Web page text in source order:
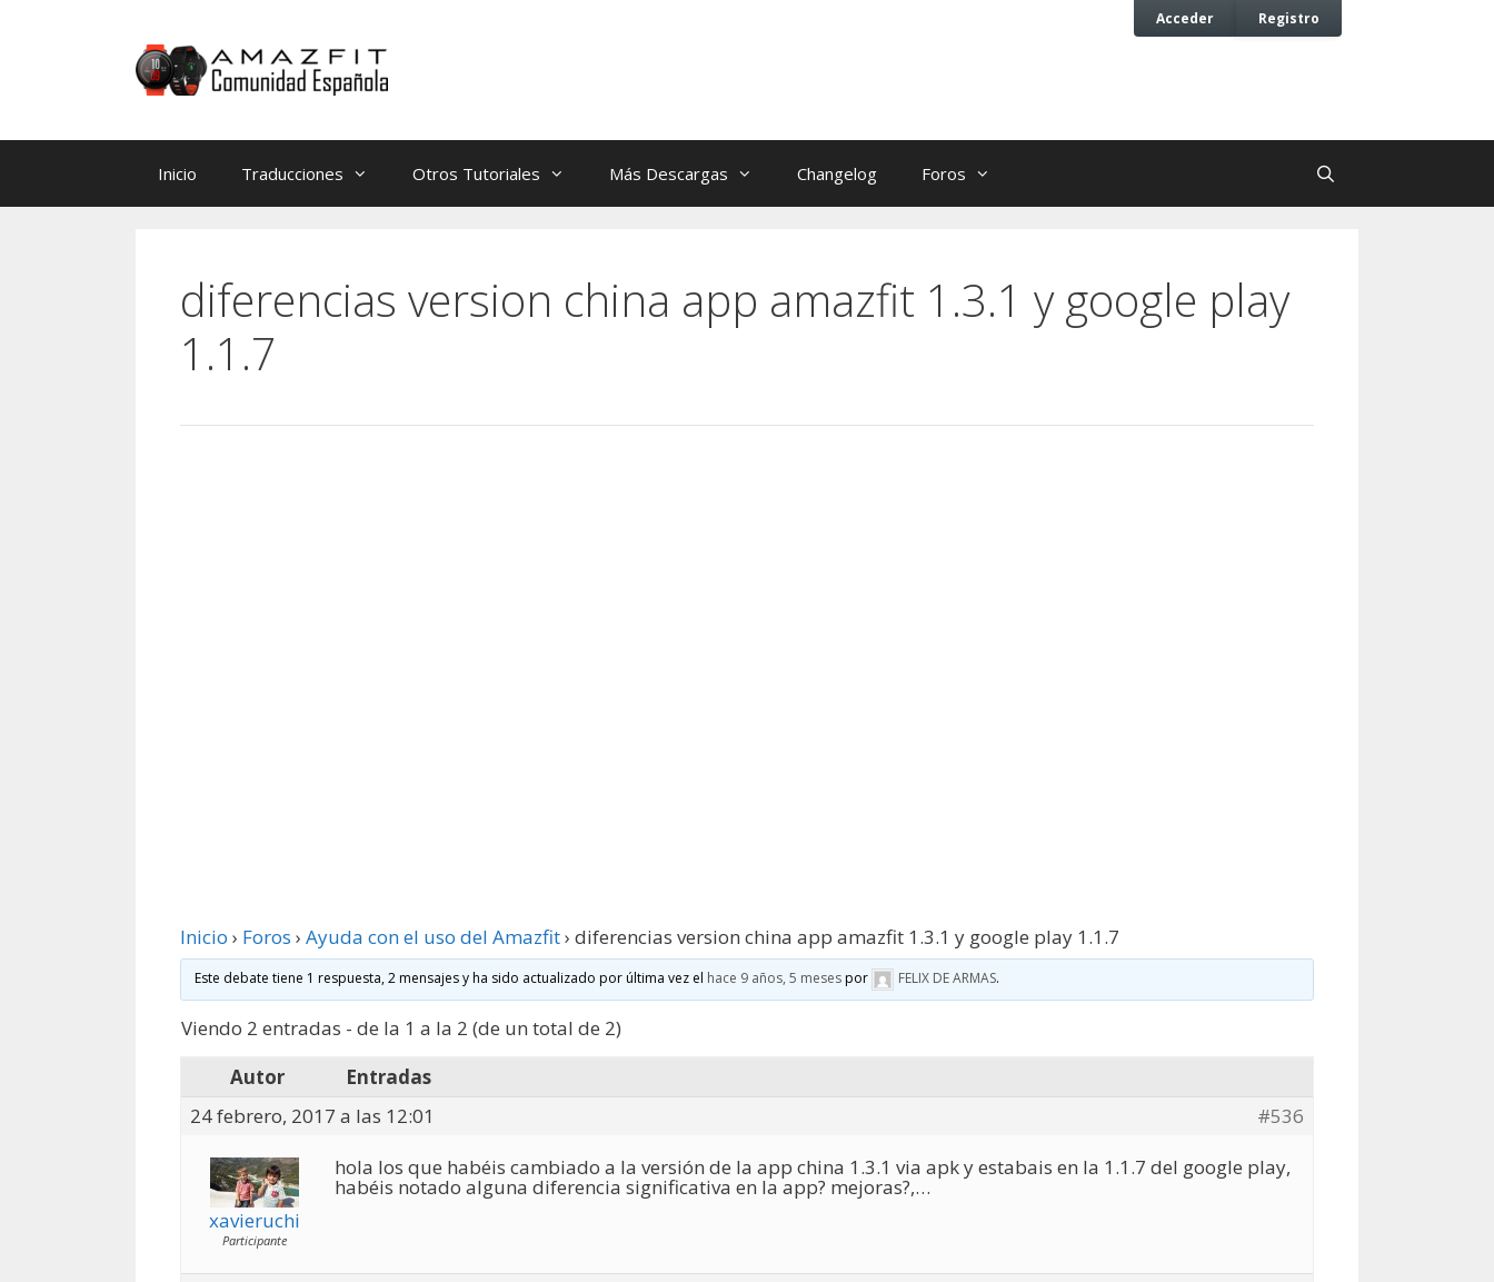
Acceder Registro
Inicio Traducciones Otros Tutoriales Más Descargas Changelog Foros
diferencias version china app amazfit 1.3.1 y google play
1.1.7
Inicio › Foros › Ayuda con el uso del Amazfit› diferencias version china app amazfit 1.3.1 y google play 1.1.7
Este debate tiene 1 respuesta, 2 mensajes y ha sido actualizado por última vez el hace 9 años, 5 mesespor FELIX DE ARMAS.
Viendo 2 entradas - de la 1 a la 2 (de un total de 2)
Autor
Entradas
24 febrero, 2017 a las 12:01
#536
xavieruchi
Participante
hola los que habéis cambiado a la versión de la app china 1.3.1 via apk y estabais en la 1.1.7 del google play,
habéis notado alguna diferencia significativa en la app? mejoras?,…